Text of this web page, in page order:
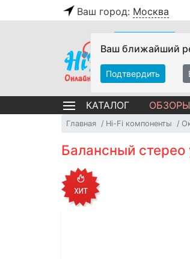
Ваш город: Москва
Ваш ближайший
Подтвердить
КАТАЛОГ
Главная Hi-Fi компоненты
Балансный